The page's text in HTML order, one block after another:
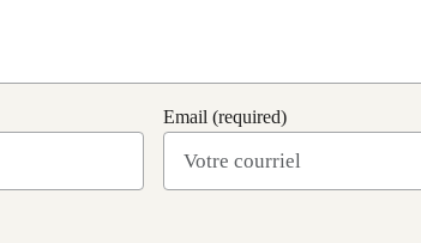
Email (required)